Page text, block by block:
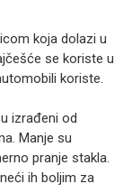
koja dolazi u
se koriste u
koriste.
izrađeni od
Manje su
pranje stakla.
ih boljim za